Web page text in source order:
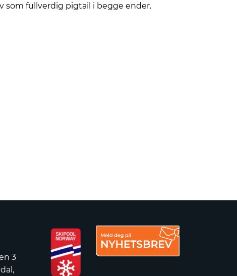
som fullverdig pigtail i begge ender.
3